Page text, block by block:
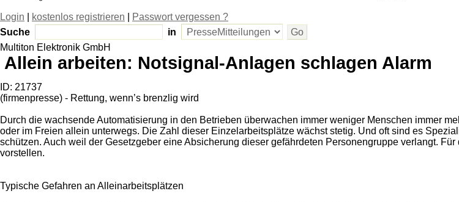
Login kostenlos registrieren
Passwort vergessen ?
Suche
in
Multiton Elektronik GmbH
Allein arbeiten: Notsignal-Anlagen schlagen Alarm
ID: 21737
(firmenpresse) - Rettung, wenn’s brenzlig wird
Durch die wachsende Automatisierung in den Betrieben überwachen immer weniger Menschen immer
oder im Freien allein unterwegs. Die Zahl dieser Einzelarbeitsplätze wächst stetig. Und oft sind es
schützen. Auch weil der Gesetzgeber eine Absicherung dieser gefährdeten Personengruppe verlangt.
vorstellen.
Typische Gefahren an Alleinarbeitsplätzen